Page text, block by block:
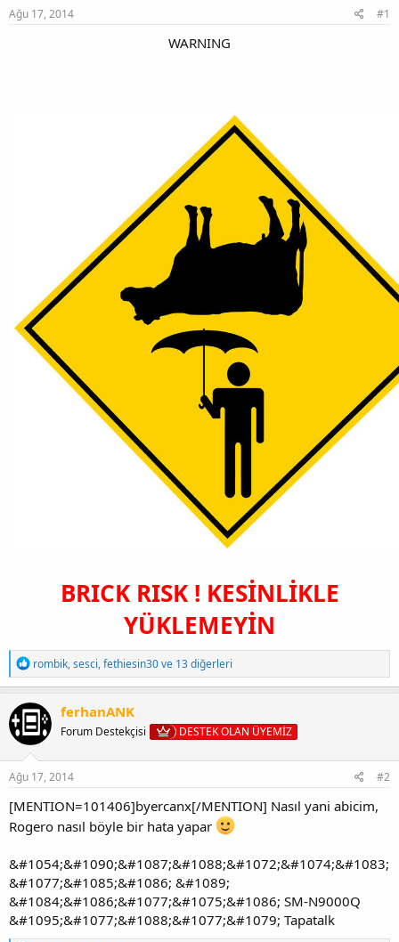
Ağu 17, 2014 #1
WARNING
BRICK RISK ! KESİNLİKLE
YÜKLEMEYİN
T
e
p
k
i
l
e
r
:
rombik,sesci,fethiesin30ve 13 diğerleri
ferhanANK
Forum Destekçisi DESTEK OLAN ÜYEMİZ
Ağu 17, 2014 #2
[MENTION=101406]byercanx[/MENTION] Nasıl yani abicim,
Rogero nasıl böyle bir hata yapar
&#1054;&#1090;&#1087;&#1088;&#1072;&#1074;&#1083;
&#1077;&#1085;&#1086; &#1089;
&#1084;&#1086;&#1077;&#1075;&#1086; SM-N9000Q
&#1095;&#1077;&#1088;&#1077;&#1079; Tapatalk